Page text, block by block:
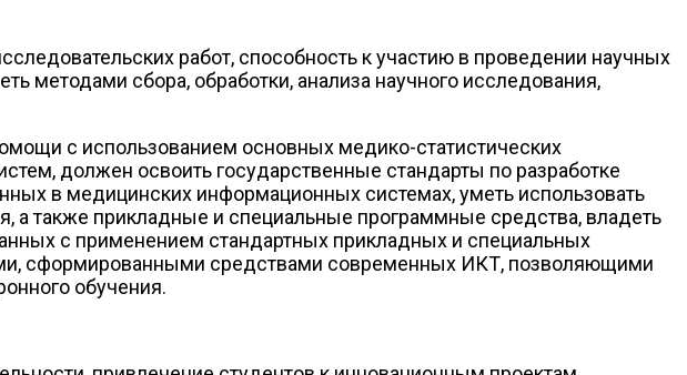
работ, способность к участию в проведении научных
методами сбора, обработки, анализа научного исследования,
с использованием основных медико-статистических
должен освоить государственные стандарты по разработке
в медицинских информационных системах, уметь использовать
также прикладные и специальные программные средства, владеть
с применением стандартных прикладных и специальных
сформированными средствами современных ИКТ, позволяющими
обучения.